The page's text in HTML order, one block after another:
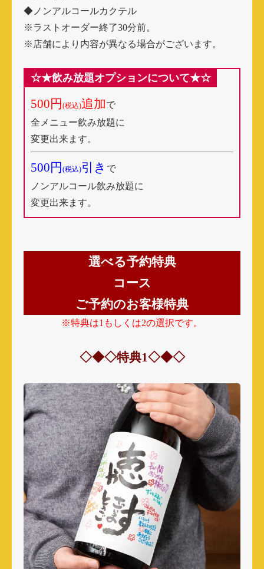
◆ノンアルコールカクテル
※ラストオーダー終了30分前。
※店舗により内容が異なる場合がございます。
☆★飲み放題オプションについて★☆
500円 (税込)追加で
全メニュー飲み放題に
変更出来ます。
500円 (税込)引き で
ノンアルコール飲み放題に
変更出来ます。
選べる予約特典
コース
ご予約のお客様特典
※特典は1もしくは2の選択です。
◇◆◇特典1◇◆◇